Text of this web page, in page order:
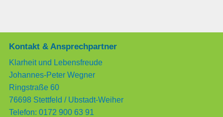
Kontakt & Ansprechpartner
Klarheit und Lebensfreude
Johannes-Peter Wegner
Ringstraße 60
76698 Stettfeld / Ubstadt-Weiher
Telefon: 0172 900 63 91